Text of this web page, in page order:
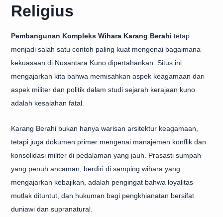
Religius
Pembangunan Kompleks Wihara Karang Berahi tetap
menjadi salah satu contoh paling kuat mengenai bagaimana
kekuasaan di Nusantara Kuno dipertahankan. Situs ini
mengajarkan kita bahwa memisahkan aspek keagamaan dari
aspek militer dan politik dalam studi sejarah kerajaan kuno
adalah kesalahan fatal.
Karang Berahi bukan hanya warisan arsitektur keagamaan,
tetapi juga dokumen primer mengenai manajemen konflik dan
konsolidasi militer di pedalaman yang jauh. Prasasti sumpah
yang penuh ancaman, berdiri di samping wihara yang
mengajarkan kebajikan, adalah pengingat bahwa loyalitas
mutlak dituntut, dan hukuman bagi pengkhianatan bersifat
duniawi dan supranatural.